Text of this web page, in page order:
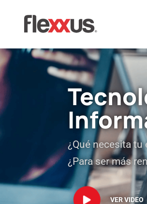
¿Qué necesita tu
¿Para ser más
VER VIDEO